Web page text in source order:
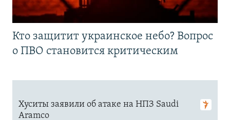
Кто защитит украинское небо? Вопрос
о ПВО становится критическим